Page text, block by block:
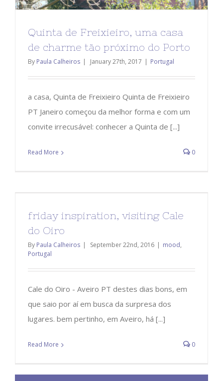
Quinta de Freixieiro, uma casa
de charme tão próximo do Porto
By Paula Calheiros | January 27th, 2017 | Portugal
a casa, Quinta de Freixieiro Quinta de Freixieiro
PT Janeiro começou da melhor forma e com um
convite irrecusável: conhecer a Quinta de [...]
Read More 0
friday inspiration, visiting Cale
do Oiro
By Paula Calheiros | September 22nd, 2016 | mood,
Portugal
Cale do Oiro - Aveiro PT destes dias bons, em
que saio por aí em busca da surpresa dos
lugares. bem pertinho, em Aveiro, há [...]
Read More 0